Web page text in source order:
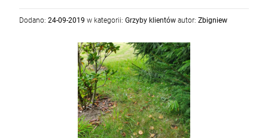
Dodano: 24-09-2019 w kategorii: Grzyby klientów autor: Zbigniew